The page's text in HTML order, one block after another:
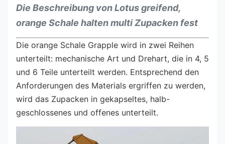
Die Beschreibung von Lotus greifend,
orange Schale halten multi Zupacken fest
Die orange Schale Grapple wird in zwei Reihen
unterteilt: mechanische Art und Drehart, die in 4, 5
und 6 Teile unterteilt werden. Entsprechend den
Anforderungen des Materials ergriffen zu werden,
wird das Zupacken in gekapseltes, halb-
geschlossenes und offenes unterteilt.